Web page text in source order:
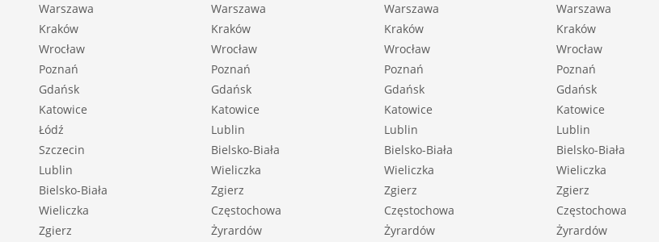
Warszawa
Kraków
Wrocław
Poznań
Gdańsk
Katowice
Łódź
Szczecin
Lublin
Bielsko-Biała
Wieliczka
Zgierz
Warszawa
Kraków
Wrocław
Poznań
Gdańsk
Katowice
Lublin
Bielsko-Biała
Wieliczka
Zgierz
Częstochowa
Żyrardów
Warszawa
Kraków
Wrocław
Poznań
Gdańsk
Katowice
Lublin
Bielsko-Biała
Wieliczka
Zgierz
Częstochowa
Żyrardów
Warszawa
Kraków
Wrocław
Poznań
Gdańsk
Katowice
Lublin
Bielsko-Biała
Wieliczka
Zgierz
Częstochowa
Żyrardów